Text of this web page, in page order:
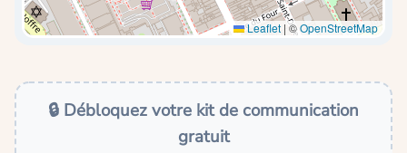
Leaflet |©OpenStreetMap
🔒 Débloquez votre kit de communication
gratuit